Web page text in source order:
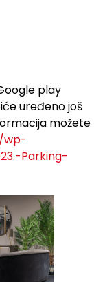
play
uređeno još
možete
wp-
Parking-